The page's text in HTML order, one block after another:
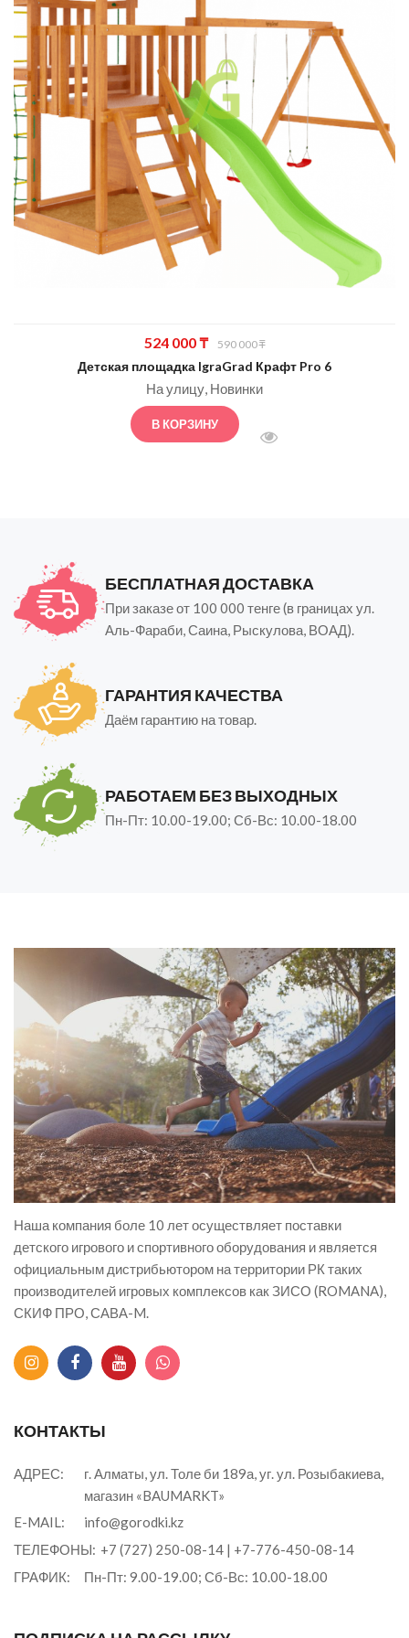
590 000₸Первоначальная
цена
000 ₸.
524 000₸
Текущая
цена:
Детская площадка IgraGrad Крафт Pro 6
На улицу Новинки
В КОРЗИНУ
БЕСПЛАТНАЯ ДОСТАВКА
При заказе от 100 000 тенге (в границах ул.
Аль-Фараби, Саина, Рыскулова, ВОАД).
ГАРАНТИЯ КАЧЕСТВА
Даём гарантию на товар.
РАБОТАЕМ БЕЗ ВЫХОДНЫХ
Пн-Пт: 10.00-19.00; Сб-Вс: 10.00-18.00
Наша компания боле 10 лет осуществляет поставки
детского игрового и спортивного оборудования и является
официальным дистрибьютором на территории РК таких
производителей игровых комплексов как ЗИСО (ROMANA),
СКИФ ПРО, САВА-M.
КОНТАКТЫ
АДРЕС:
г. Алматы, ул. Толе би 189а, уг. ул. Розыбакиева,
магазин «BAUMARKT»
E-MAIL:
info@gorodki.kz
ТЕЛЕФОНЫ: +7 (727) 250-08-14 | +7-776-450-08-14
ГРАФИК:
Пн-Пт: 9.00-19.00; Сб-Вс: 10.00-18.00